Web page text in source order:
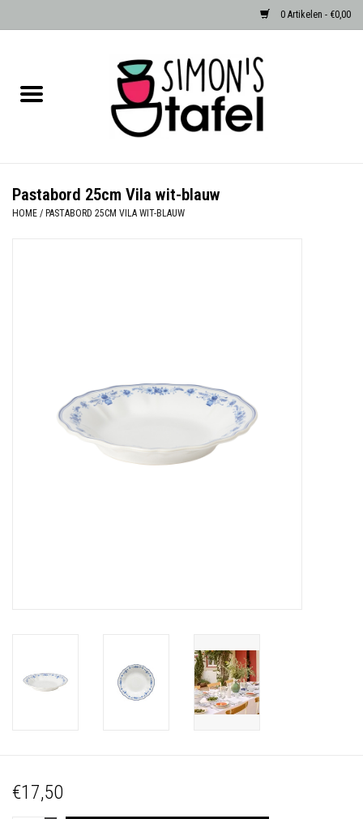
0 Artikelen - €0,00
Albast waxinehouders van Zenza
Cadeaubonnen
Pastabord 25cm Vila wit-blauw
HOME / PASTABORD 25CM VILA WIT-BLAUW
€17,50